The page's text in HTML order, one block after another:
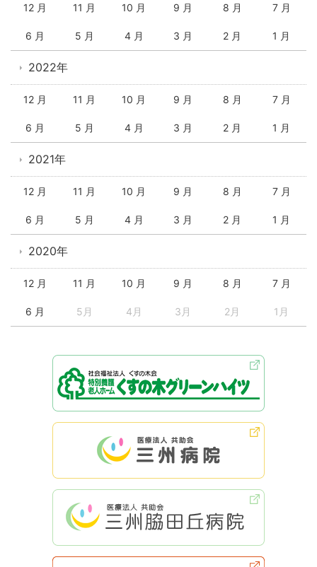
12 月 11 月 10 月 9 月 8 月 7 月
6 月 5 月 4 月 3 月 2 月 1 月
2022年
12 月 11 月 10 月 9 月 8 月 7 月
6 月 5 月 4 月 3 月 2 月 1 月
2021年
12 月 11 月 10 月 9 月 8 月 7 月
6 月 5 月 4 月 3 月 2 月 1 月
2020年
12 月 11 月 10 月 9 月 8 月 7 月
6 月 5月 4月 3月 2月 1月